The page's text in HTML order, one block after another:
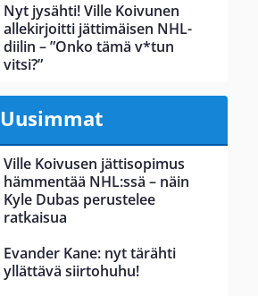
Nyt jysähti! Ville Koivunen
allekirjoitti jättimäisen NHL-
diilin – ”Onko tämä v*tun
vitsi?”
Uusimmat
Ville Koivusen jättisopimus
hämmentää NHL:ssä – näin
Kyle Dubas perustelee
ratkaisua
Evander Kane: nyt tärähti
yllättävä siirtohuhu!